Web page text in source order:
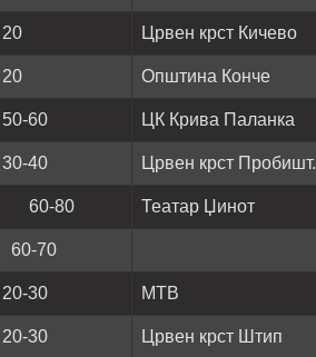
20 Црвен крст Кичево
20 Општина Конче
50-60 ЦК Крива Паланка
30-40 Црвен крст Пробишт.
60-80 Театар Џинот
60-70
20-30 МТВ
20-30 Црвен крст Штип